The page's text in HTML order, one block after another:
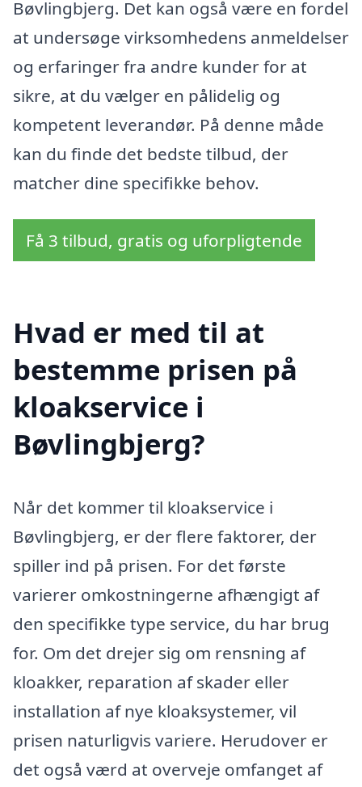
Bøvlingbjerg. Det kan også være en fordel
at undersøge virksomhedens anmeldelser
og erfaringer fra andre kunder for at
sikre, at du vælger en pålidelig og
kompetent leverandør. På denne måde
kan du finde det bedste tilbud, der
matcher dine specifikke behov.
Få 3 tilbud, gratis og uforpligtende
Hvad er med til at
bestemme prisen på
kloakservice i
Bøvlingbjerg?
Når det kommer til kloakservice i
Bøvlingbjerg, er der flere faktorer, der
spiller ind på prisen. For det første
varierer omkostningerne afhængigt af
den specifikke type service, du har brug
for. Om det drejer sig om rensning af
kloakker, reparation af skader eller
installation af nye kloaksystemer, vil
prisen naturligvis variere. Herudover er
det også værd at overveje omfanget af